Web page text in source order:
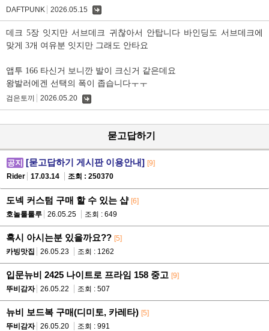
DAFTPUNK 2026.05.15
글
데크 5장 잇지만 서브데크 귀찮아서 안탑니다 바인딩도 서브데크에
맞게 3개 여유분 잇지만 그래도 안타요
앱투 166 타신거 보니깐 발이 크신거 같은데요
왕발러에겐 선택의 폭이 좁습니다ㅜㅜ
검은토끼 2026.05.20
묻고답하기
공지 [묻고답하기 게시판 이용안내] [9]
Rider
17.03.14 조회 : 250370
도넥 커스텀 구매 할 수 있는 샵 [6]
호놀룰룰루
26.05.25 조회 : 649
혹시 아시는분 있을까요?? [5]
카빙맛집
26.05.23 조회 : 1262
입문뉴비 2425 나이트로 프라임 158 중고 [9]
뚜비감자
26.05.22 조회 : 507
뉴비 보드복 구매(디미토, 카레타) [5]
뚜비감자
26.05.20 조회 : 991